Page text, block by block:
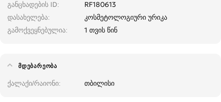
განცხადების ID
RF180613
დასახელება
კოსმეტოლოგიური ურიკა
გამოქვეყნებულია
1 თვის წინ
ᲛᲓᲔᲑᲐᲠᲔᲝᲑᲐ
ქალაქი/რაიონი თბილისი